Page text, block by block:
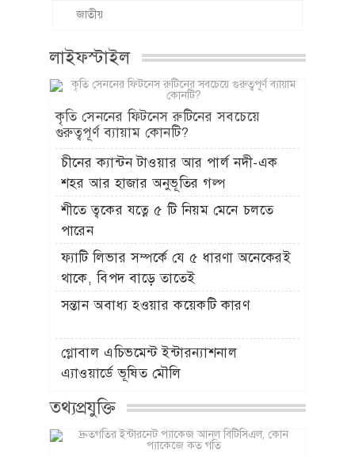
জাতীয়
লাইফস্টাইল
কৃতি সেননের ফিটনেস রুটিনের সবচেয়ে
গুরুত্বপূর্ণ ব্যায়াম কোনটি?
চীনের ক্যান্টন টাওয়ার আর পার্ল নদী-এক
শহর আর হাজার অনুভূতির গল্প
শীতে ত্বকের যত্নে ৫ টি নিয়ম মেনে চলতে
পারেন
ফ্যাটি লিভার সম্পর্কে যে ৫ ধারণা অনেকেরই
থাকে, বিপদ বাড়ে তাতেই
সন্তান অবাধ্য হওয়ার কয়েকটি কারণ
গ্লোবাল এচিভমেন্ট ইন্টারন্যাশনাল
এ্যাওয়ার্ডে ভূষিত মৌলি
তথ্যপ্রযুক্তি